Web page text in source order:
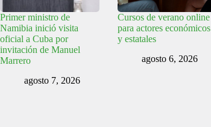
Primer ministro de
Namibia inició visita
oficial a Cuba por
invitación de Manuel
Marrero
agosto 7, 2026
Cursos de verano online
para actores económicos
y estatales
agosto 6, 2026